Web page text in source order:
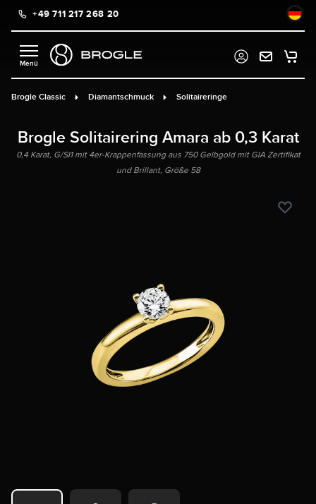
springen
+49 711 217 268 20
Brogle Classic Diamantschmuck Solitaireringe
Brogle Solitairering Amara ab 0,3 Karat
0,4 Karat, G/SI1 mit 4er-Krappenfassung aus 750 Gelbgold mit GIA Zertifikat
und Brillant, Größe 58